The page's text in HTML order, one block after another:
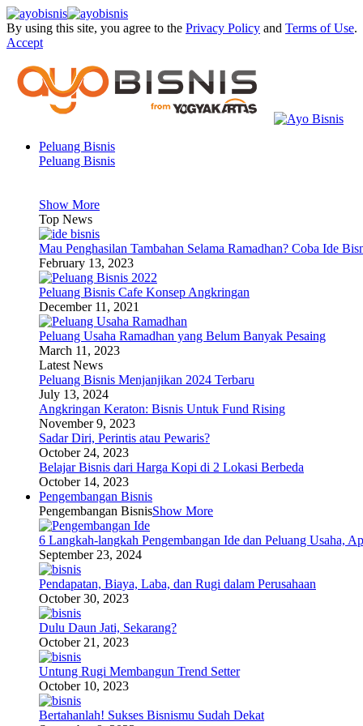
By using this site, you agree to the Privacy Policy and Terms of Use.
Accept
Peluang Bisnis
Peluang Bisnis
Show More
Top News
Mau Penghasilan Tambahan Selama Ramadhan? Coba Ide
February 13, 2023
Peluang Bisnis Cafe Konsep Angkringan
December 11, 2021
Peluang Usaha Ramadhan yang Belum Banyak Pesaing
March 11, 2023
Latest News
Peluang Bisnis Menjanjikan 2024 Terbaru
July 13, 2024
Angkringan Keraton: Bisnis Untuk Fund Rising
November 9, 2023
Sadar Diri, Perintis atau Pewaris?
October 24, 2023
Belajar Bisnis dari Harga Kopi di 2 Lokasi Berbeda
October 14, 2023
Pengembangan Bisnis
Pengembangan BisnisShow More
6 Langkah-langkah Pengembangan Ide dan Peluang Usaha,
September 23, 2024
Pendapatan, Biaya, Laba, dan Rugi dalam Perusahaan
October 30, 2023
Dulu Daun Jati, Sekarang?
October 21, 2023
Untung Rugi Membangun Trend Setter
October 10, 2023
Bertahanlah! Sukses Bisnismu Sudah Dekat